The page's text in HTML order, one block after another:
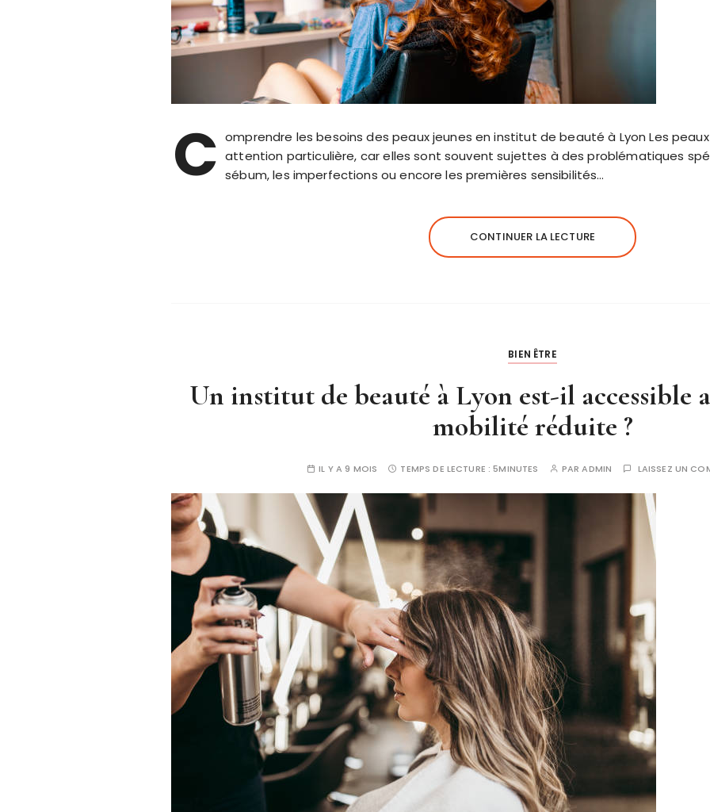
C omprendre les besoins des peaux jeunes en institut de beauté à Lyon Les
attention particulière, car elles sont souvent sujettes à des problématiques
sébum, les imperfections ou encore les premières sensibilités…
CONTINUER LA LECTURE
BIEN ÊTRE
Un institut de beauté à Lyon est-il accessible
mobilité réduite ?
IL Y A 9 MOIS TEMPS DE LECTURE :5MINUTES PARADMIN LAISSEZ UN